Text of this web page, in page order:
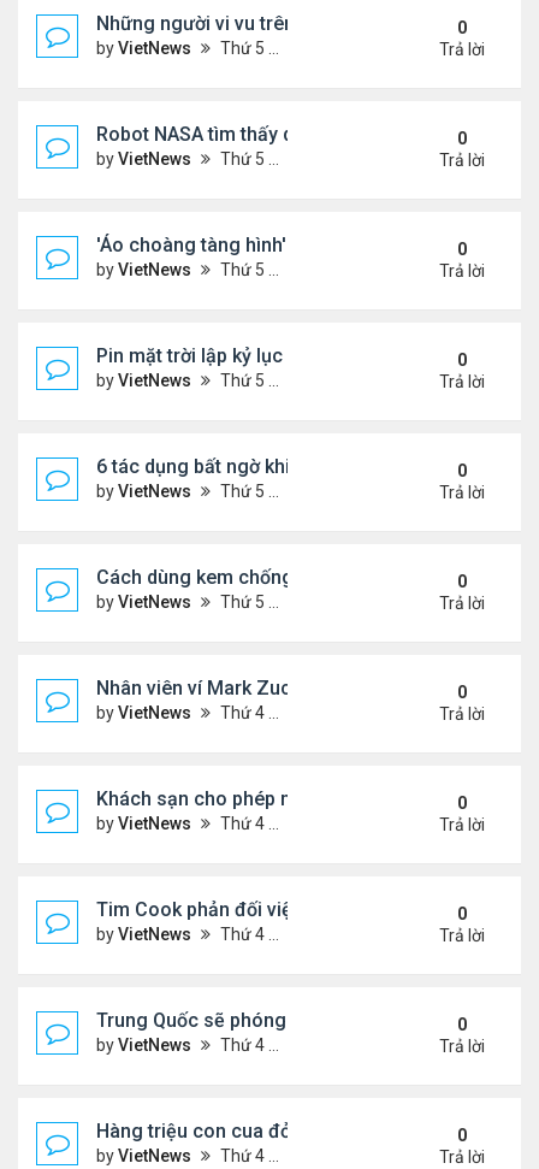
Những người vi vu trên du thuyền nhiều hơn ở nhà
byVietNews Thứ 5 Tháng 4 14, 2022 1:54 pm
0
Trả lời
Robot NASA tìm thấy dù hạ cánh trên sao Hỏa
byVietNews Thứ 5 Tháng 4 14, 2022 1:53 pm
0
Trả lời
'Áo choàng tàng hình' có thể giấu vật thể trên mặt
byVietNews Thứ 5 Tháng 4 14, 2022 1:50 pm
0
Trả lời
Pin mặt trời lập kỷ lục mới về hiệu suất
byVietNews Thứ 5 Tháng 4 14, 2022 1:48 pm
0
Trả lời
6 tác dụng bất ngờ khi ăn trái cây mỗi ngày
byVietNews Thứ 5 Tháng 4 14, 2022 1:40 pm
0
Trả lời
Cách dùng kem chống nắng hiệu quả
byVietNews Thứ 5 Tháng 4 14, 2022 1:38 pm
0
Trả lời
Nhân viên ví Mark Zuckerberg như 'mắt quỷ
byVietNews Thứ 4 Tháng 4 13, 2022 4:53 pm
0
Trả lời
Khách sạn cho phép mang cây cảnh đi nghỉ cùng
byVietNews Thứ 4 Tháng 4 13, 2022 4:49 pm
0
Trả lời
Tim Cook phản đối việc cài ứng dụng không qua
byVietNews Thứ 4 Tháng 4 13, 2022 4:31 pm
0
Trả lời
Trung Quốc sẽ phóng vệ tinh tìm kiếm bản sao
byVietNews Thứ 4 Tháng 4 13, 2022 4:30 pm
0
Trả lời
Hàng triệu con cua đỏ di cư tới vịnh Cuba
byVietNews Thứ 4 Tháng 4 13, 2022 4:28 pm
0
Trả lời